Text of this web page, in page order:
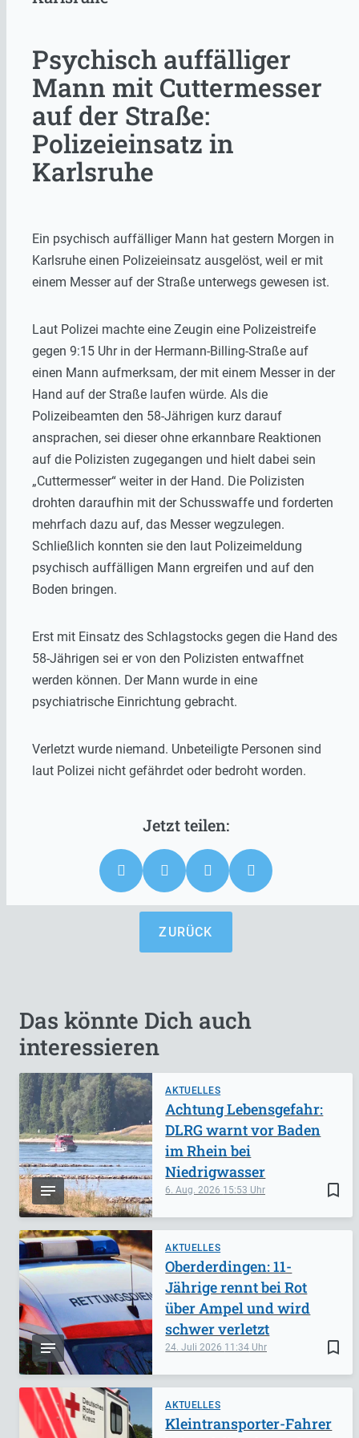
Psychisch auffälliger
Mann mit Cuttermesser
auf der Straße:
Polizeieinsatz in
Karlsruhe
Ein psychisch auffälliger Mann hat gestern Morgen in
Karlsruhe einen Polizeieinsatz ausgelöst, weil er mit
einem Messer auf der Straße unterwegs gewesen ist.
Laut Polizei machte eine Zeugin eine Polizeistreife
gegen 9:15 Uhr in der Hermann-Billing-Straße auf
einen Mann aufmerksam, der mit einem Messer in der
Hand auf der Straße laufen würde. Als die
Polizeibeamten den 58-Jährigen kurz darauf
ansprachen, sei dieser ohne erkannbare Reaktionen
auf die Polizisten zugegangen und hielt dabei sein
„Cuttermesser“ weiter in der Hand. Die Polizisten
drohten daraufhin mit der Schusswaffe und forderten
mehrfach dazu auf, das Messer wegzulegen.
Schließlich konnten sie den laut Polizeimeldung
psychisch auffälligen Mann ergreifen und auf den
Boden bringen.
Erst mit Einsatz des Schlagstocks gegen die Hand des
58-Jährigen sei er von den Polizisten entwaffnet
werden können. Der Mann wurde in eine
psychiatrische Einrichtung gebracht.
Verletzt wurde niemand. Unbeteiligte Personen sind
laut Polizei nicht gefährdet oder bedroht worden.
ZURÜCK
Das könnte Dich auch
interessieren
AKTUELLES
bookmark_border
6. Aug. 2026 15:53
Achtung Lebensgefahr:
DLRG warnt vor Baden
im Rhein bei
Niedrigwasser
AKTUELLES
bookmark_border
24. Juli 2026 11:34
Oberderdingen: 11-
Jährige rennt bei Rot
über Ampel und wird
schwer verletzt
AKTUELLES
Kleintransporter-Fahrer